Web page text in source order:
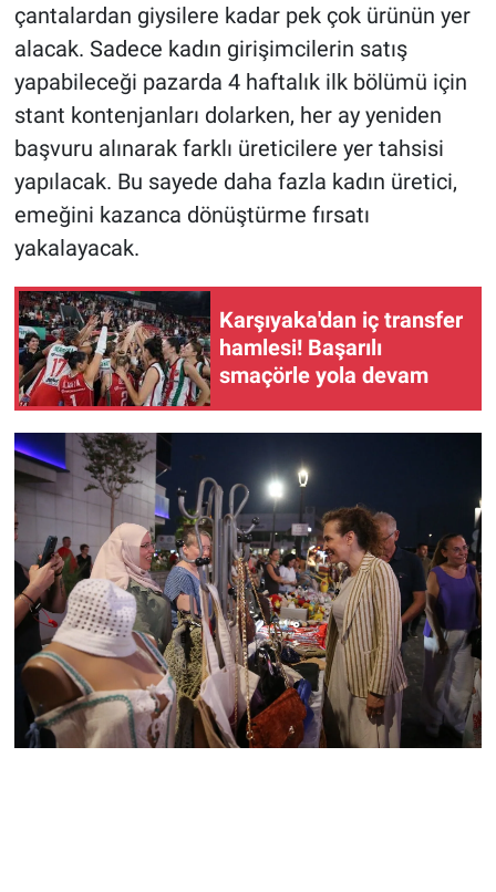
çantalardan giysilere kadar pek çok ürünün yer
alacak. Sadece kadın girişimcilerin satış
yapabileceği pazarda 4 haftalık ilk bölümü için
stant kontenjanları dolarken, her ay yeniden
başvuru alınarak farklı üreticilere yer tahsisi
yapılacak. Bu sayede daha fazla kadın üretici,
emeğini kazanca dönüştürme fırsatı
yakalayacak.
Karşıyaka'dan iç transfer
hamlesi! Başarılı
smaçörle yola devam